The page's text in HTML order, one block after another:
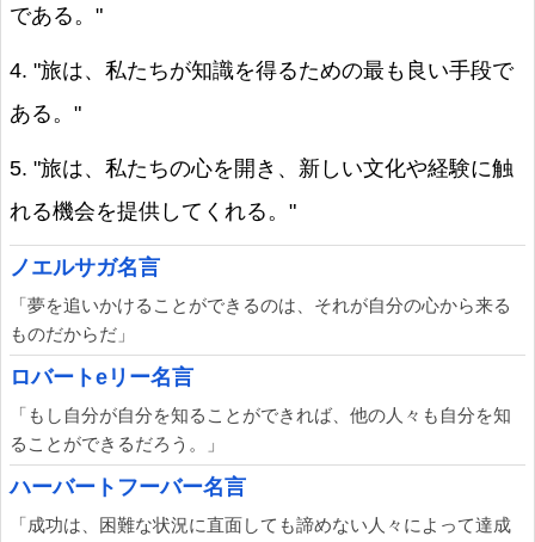
である。"
4. "旅は、私たちが知識を得るための最も良い手段で
ある。"
5. "旅は、私たちの心を開き、新しい文化や経験に触
れる機会を提供してくれる。"
ノエルサガ名言
「夢を追いかけることができるのは、それが自分の心から来る
ものだからだ」
ロバートeリー名言
「もし自分が自分を知ることができれば、他の人々も自分を知
ることができるだろう。」
ハーバートフーバー名言
「成功は、困難な状況に直面しても諦めない人々によって達成